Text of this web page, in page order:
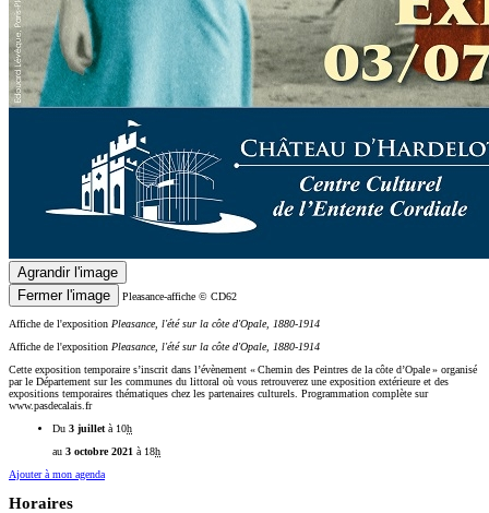
Agrandir l'image
Fermer l'image
Pleasance-affiche © CD62
Affiche de l'exposition Pleasance, l'été sur la côte d'Opale, 1880-1914
Affiche de l'exposition Pleasance, l'été sur la côte d'Opale, 1880-1914
Cette exposition temporaire s’inscrit dans l’évènement « Chemin des Peintres de la côte d’Opale » organisé
par le Département sur les communes du littoral où vous retrouverez une exposition extérieure et des
expositions temporaires thématiques chez les partenaires culturels. Programmation complète sur
www.pasdecalais.fr
Du 3 juillet à 10h
au 3 octobre 2021 à 18h
Ajouter à mon agenda
Horaires